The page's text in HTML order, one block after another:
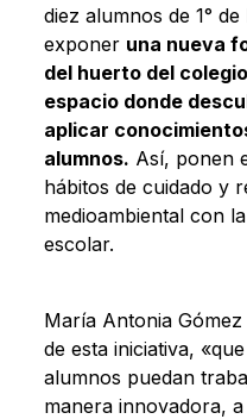
diez alumnos de 1°
exponer una nueva
del huerto del
espacio donde
aplicar
alumnos. Así, ponen
hábitos de cuidado y
medioambiental con
escolar.
María Antonia
de esta iniciativa,
alumnos puedan
manera innovadora,